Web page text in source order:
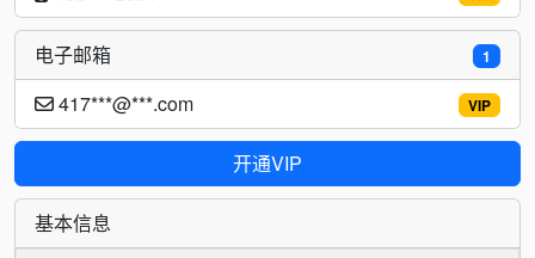
1
电子邮箱
VIP
417***@***.com
开通VIP
基本信息